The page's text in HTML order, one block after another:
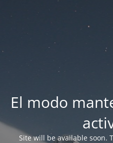
El modo
Site will be available soon.